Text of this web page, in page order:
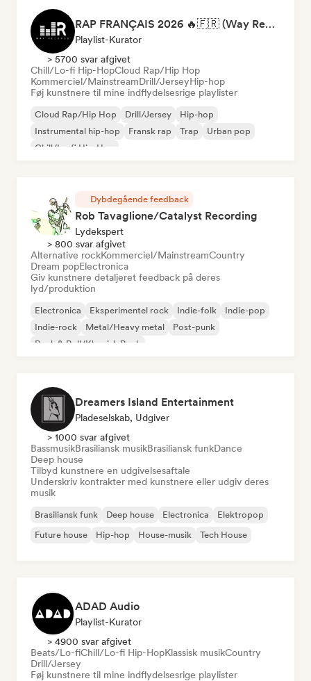
RAP FRANÇAIS 2026 🔥🇫🇷 (Way Records)
Playlist-Kurator
> 5700 svar afgivet
Chill/Lo-fi Hip-HopCloud Rap/Hip Hop
Kommerciel/MainstreamDrill/JerseyHip-hop
Føj kunstnere til mine indflydelsesrige playlister
Cloud Rap/Hip Hop Drill/Jersey
Hip-hop
Instrumental hip-hop
Fransk rap Trap
Urban pop
Chill/Lo-fi Hip-Hop
Dybdegående feedback
Rob Tavaglione/Catalyst Recording
Lydekspert
> 800 svar afgivet
Alternative rockKommerciel/MainstreamCountry
Dream popElectronica
Giv kunstnere detaljeret feedback på deres
lyd/produktion
Electronica Eksperimentel rock Indie-folk
Indie-pop
Indie-rock
Metal/Heavy metal
Post-punk
Rock & Roll/Klassisk Rock
Dreamers Island Entertainment
Pladeselskab, Udgiver
> 1000 svar afgivet
BassmusikBrasiliansk musikBrasiliansk funkDance
Deep house
Tilbyd kunstnere en udgivelsesaftale
Underskriv kontrakter med kunstnere eller udgiv deres
musik
Brasiliansk funk Deep house Electronica
Elektropop
Future house
Hip-hop House-musik Tech House
ADAD Audio
Playlist-Kurator
> 4900 svar afgivet
Beats/Lo-fiChill/Lo-fi Hip-HopKlassisk musikCountry
Drill/Jersey
Føj kunstnere til mine indflydelsesrige playlister